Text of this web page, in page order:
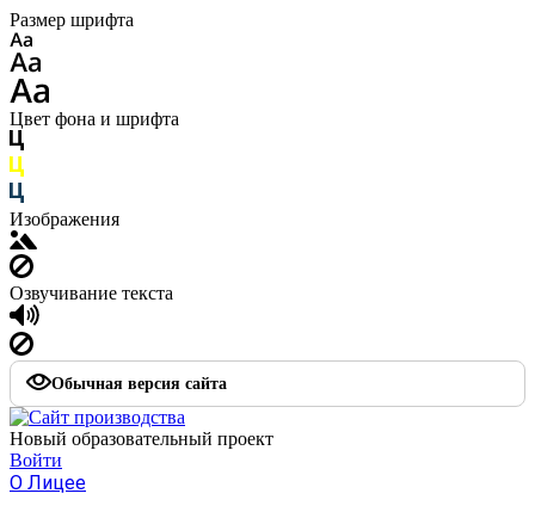
Размер шрифта
Цвет фона и шрифта
Изображения
Озвучивание текста
Обычная версия сайта
Новый образовательный проект
Войти
О Лицее